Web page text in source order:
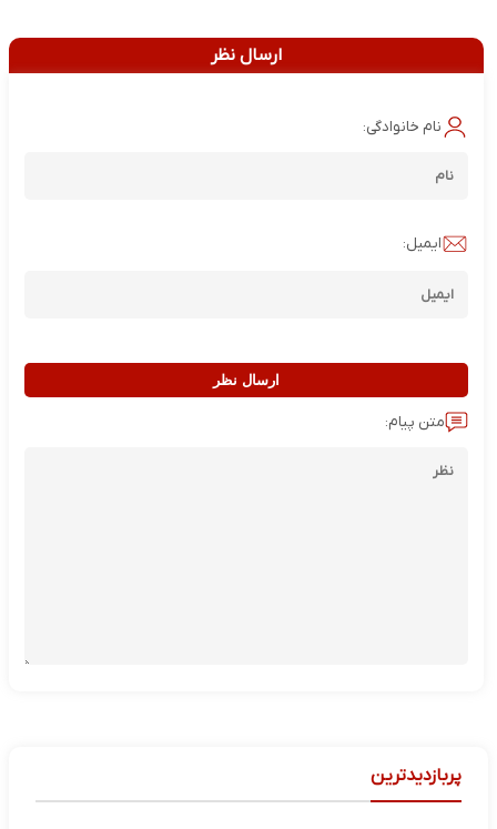
ارسال نظر
نام خانوادگی:
ایمیل:
ارسال نظر
متن پیام:
پربازدیدترین